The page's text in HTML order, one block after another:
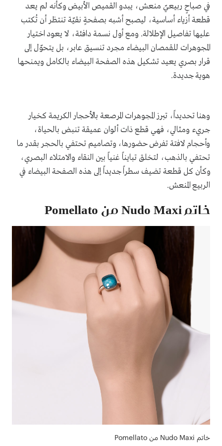
في صباحٍ ربيعيّ منعش، يبدو القميص الأبيض وكأنه لم يعد
قطعة أزياء أساسية، ليصبح أشبه بصفحةٍ نقيّة تنتظر أن تُكتب
عليها تفاصيل الإطلالة. ومع أول نسمة دافئة، لا يعود اختيار
المجوهرات للقمصان البيضاء مجرد تنسيق عابر، بل يتحوّل إلى
قرار بصري يعيد تشكيل هذه الصفحة البيضاء بالكامل ويمنحها
هوية جديدة.
وهنا تحديداً، تبرز المجوهرات المرصعة بالأحجار الكريمة كخيار
جريء ومثالي، فهي قطع ذات ألوان عميقة تنبض بالحياة،
وأحجام لافتة تفرض حضورها، وتصاميم تحتفي بالحجر بقدر ما
تحتفي بالذهب، لتخلق تبايناً غنياً بين النقاء والامتلاء البصري،
وكأن كل قطعة تضيف سطراً جديداً إلى هذه الصفحة البيضاء في
الربيع المنعش.
خاتم Nudo Maxi من Pomellato
خاتم Nudo Maxi من Pomellato